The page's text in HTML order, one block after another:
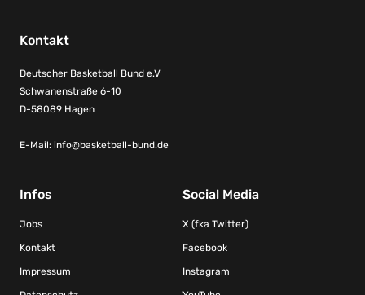
Kontakt
Deutscher Basketball Bund e.V
Schwanenstraße 6-10
D-58089 Hagen
E-Mail: info@basketball-bund.de
Infos
Jobs
Kontakt
Impressum
Social Media
X (fka Twitter)
Facebook
Instagram